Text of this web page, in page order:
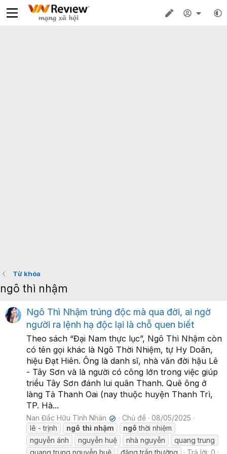
Từ khóa
ngô thì nhậm
Ngô Thì Nhậm trúng độc mà qua đời, ai ngờ
người ra lệnh hạ độc lại là chỗ quen biết
Theo sách “Đại Nam thực lục”, Ngô Thì Nhậm còn
có tên gọi khác là Ngô Thời Nhiệm, tự Hy Doãn,
hiệu Đạt Hiên. Ông là danh sĩ, nhà văn đời hậu Lê
- Tây Sơn và là người có công lớn trong việc giúp
triều Tây Sơn đánh lui quân Thanh. Quê ông ở
làng Tả Thanh Oai (nay thuộc huyện Thanh Trì,
TP. Hà...
Nan Đắc Hữu Tình Nhân ✔ Chủ đề
08/05/2025
lê - trịnh
ngô thì nhậm ngô thời nhiệm
nguyễn ánh
nguyễn huệ nhà nguyễn
quang trung